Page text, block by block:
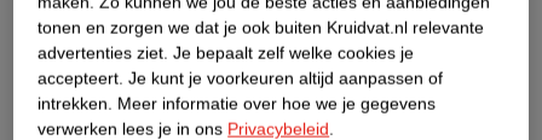
Nature Impact Score
Dit product heeft (nog) geen Nature
Impact Score.
tonen en zorgen we dat je ook buiten Kruidvat.nl relevante
advertenties ziet. Je bepaalt zelf welke cookies je
accepteert. Je kunt je voorkeuren altijd aanpassen of
intrekken. Meer informatie over hoe we je gegevens
verwerken lees je in ons Privacybeleid.